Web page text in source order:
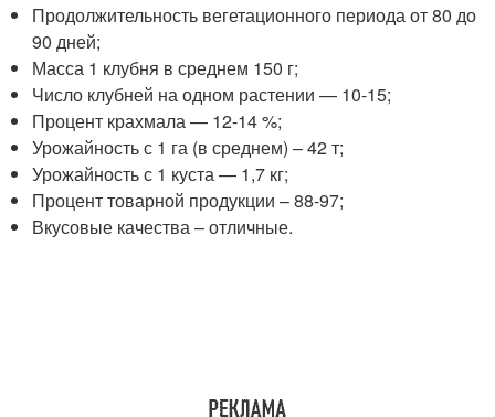
Продолжительность вегетационного периода от 80 до
90 дней;
Масса 1 клубня в среднем 150 г;
Число клубней на одном растении — 10-15;
Процент крахмала — 12-14 %;
Урожайность с 1 га (в среднем) – 42 т;
Урожайность с 1 куста — 1,7 кг;
Процент товарной продукции – 88-97;
Вкусовые качества – отличные.